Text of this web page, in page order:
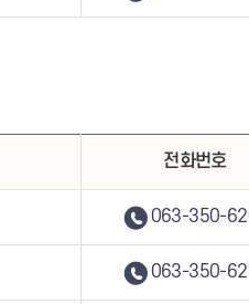
전화번호
063-350-
063-350-